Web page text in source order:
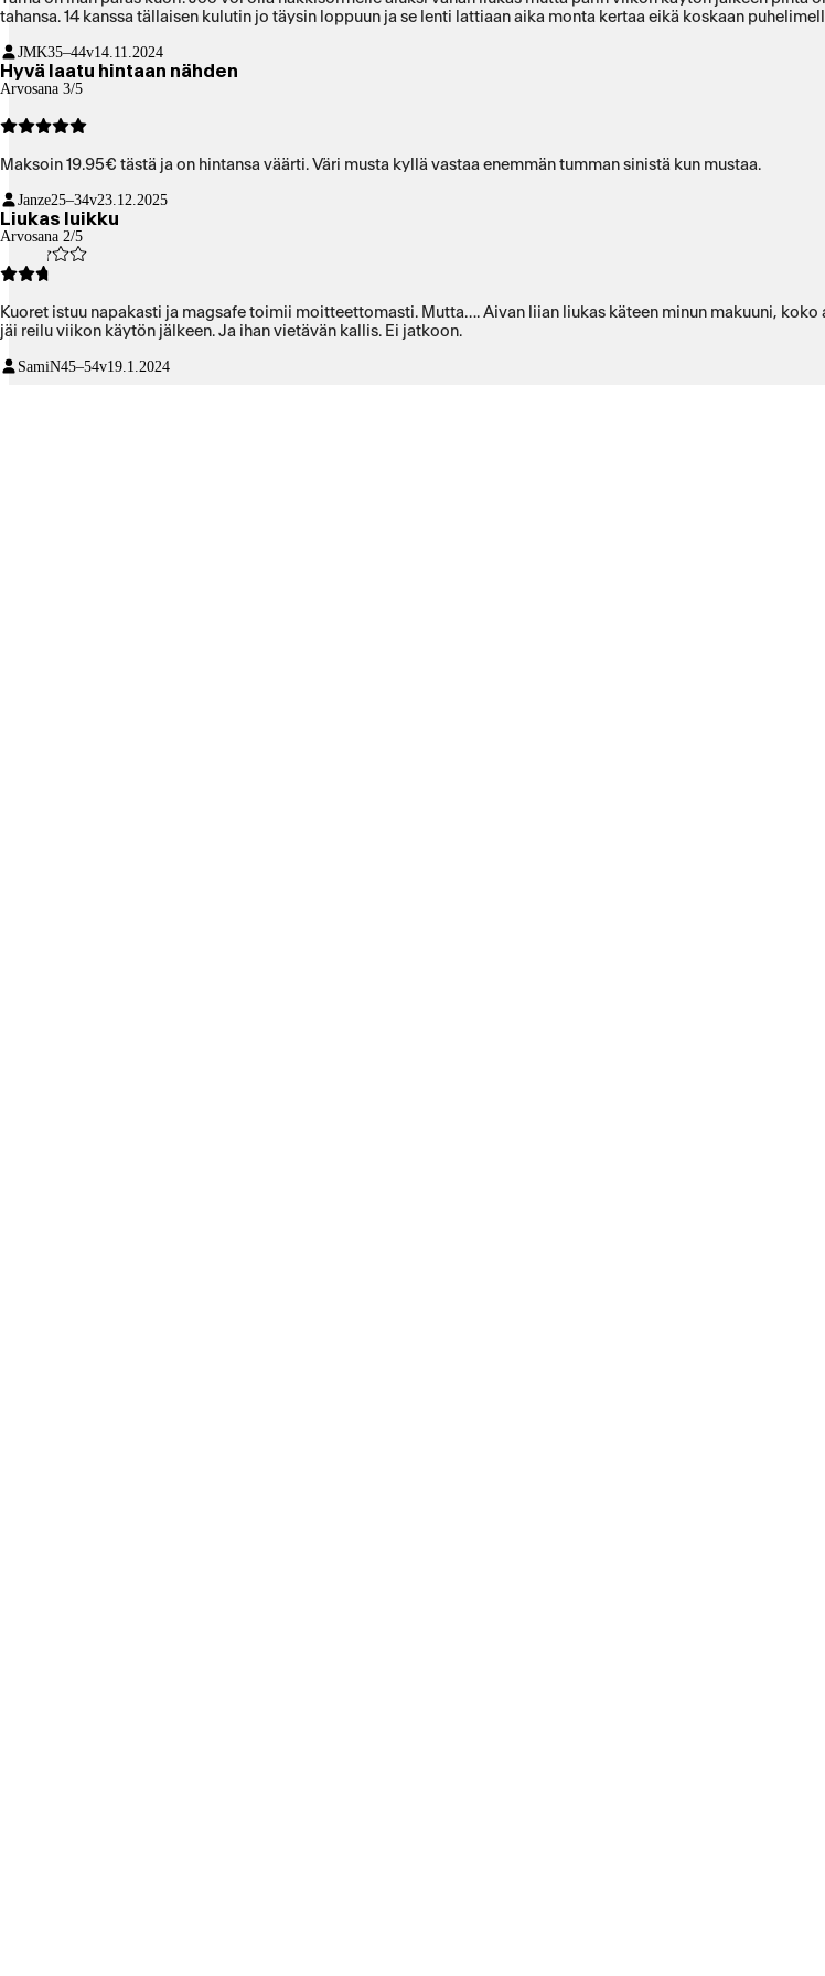
tahansa. 14 kanssa tällaisen kulutin jo täysin loppuun ja se lenti lattiaan aika monta kertaa eikä koskaan
JMK35–44v14.11.2024
Hyvä laatu hintaan nähden
Arvosana 3/5
Maksoin 19.95€ tästä ja on hintansa väärti. Väri musta kyllä vastaa enemmän tumman sinistä kun mustaa.
Janze25–34v23.12.2025
Liukas luikku
Arvosana 2/5
Kuoret istuu napakasti ja magsafe toimii moitteettomasti. Mutta…. Aivan liian liukas käteen minun makuuni,
jäi reilu viikon käytön jälkeen. Ja ihan vietävän kallis. Ei jatkoon.
SamiN45–54v19.1.2024